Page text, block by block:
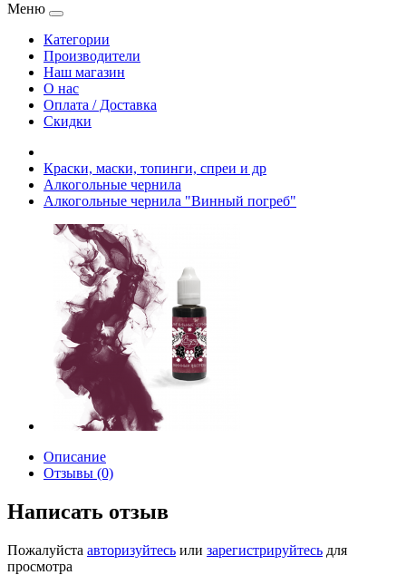
Меню
Категории
Производители
Наш магазин
О нас
Оплата / Доставка
Скидки
Краски, маски, топинги, спреи и др
Алкогольные чернила
Алкогольные чернила "Винный погреб"
Описание
Отзывы (0)
Написать отзыв
Пожалуйста авторизуйтесь или зарегистрируйтесь для
просмотра